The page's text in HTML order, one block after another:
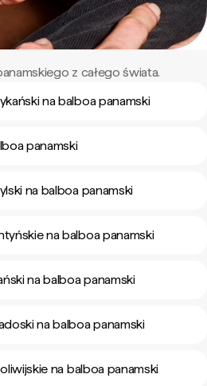
z całego świata.
na balboa panamski
panamski
na balboa panamski
na balboa panamski
na balboa panamski
na balboa panamski
na balboa panamski